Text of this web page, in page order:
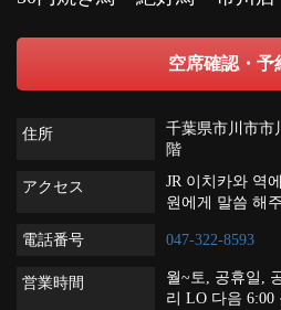
空席確認・予
住所
千葉県市川市
階
アクセス
JR 이치카와 역
원에게 말씀 해
電話番号 047-322-8593
営業時間
월~토, 공휴일,
리 LO 다음 6:00